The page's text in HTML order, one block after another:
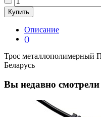
Описание
()
Трос металлополимерный
Беларусь
Вы недавно смотрели